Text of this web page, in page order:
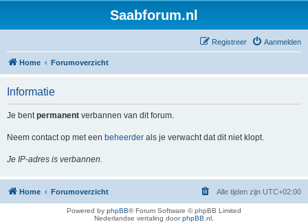
Saabforum.nl
Aanmelden
Registreer
Home Forumoverzicht
Informatie
Je bentpermanent verbannen van dit forum.
Neem contact op met een beheerder als je verwacht dat dit niet klopt.
Je IP-adres is verbannen.
Home Forumoverzicht Alle tijden zijn UTC+02:00
Powered by phpBB® Forum Software © phpBB Limited
Nederlandse vertaling doorphpBB.nl